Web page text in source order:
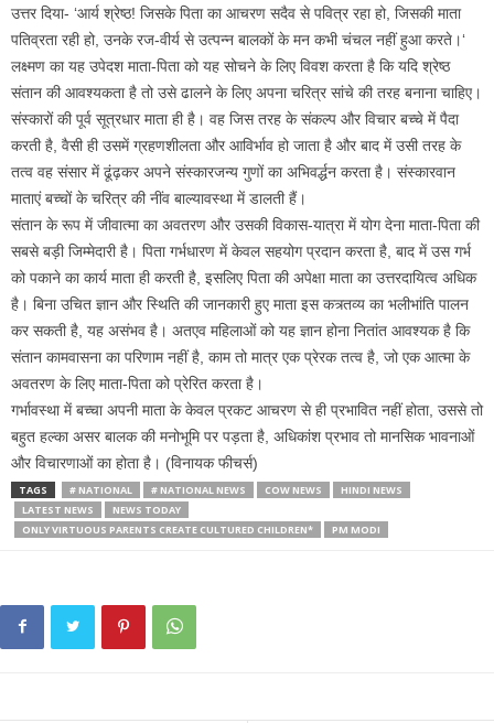
उत्तर दिया- ‘आर्य श्रेष्ठ! जिसके पिता का आचरण सदैव से पवित्र रहा हो, जिसकी माता
पतिव्रता रही हो, उनके रज-वीर्य से उत्पन्न बालकों के मन कभी चंचल नहीं हुआ करते।‘
लक्ष्मण का यह उपेदश माता-पिता को यह सोचने के लिए विवश करता है कि यदि श्रेष्ठ
संतान की आवश्यकता है तो उसे ढालने के लिए अपना चरित्र सांचे की तरह बनाना चाहिए।
संस्कारों की पूर्व सूत्रधार माता ही है। वह जिस तरह के संकल्प और विचार बच्चे में पैदा
करती है, वैसी ही उसमें ग्रहणशीलता और आविर्भाव हो जाता है और बाद में उसी तरह के
तत्व वह संसार में ढूंढ़कर अपने संस्कारजन्य गुणों का अभिवर्द्धन करता है। संस्कारवान
माताएं बच्चों के चरित्र की नींव बाल्यावस्था में डालती हैं।
संतान के रूप में जीवात्मा का अवतरण और उसकी विकास-यात्रा में योग देना माता-पिता की
सबसे बड़ी जिम्मेदारी है। पिता गर्भधारण में केवल सहयोग प्रदान करता है, बाद में उस गर्भ
को पकाने का कार्य माता ही करती है, इसलिए पिता की अपेक्षा माता का उत्तरदायित्व अधिक
है। बिना उचित ज्ञान और स्थिति की जानकारी हुए माता इस कत्र्तव्य का भलीभांति पालन
कर सकती है, यह असंभव है। अतएव महिलाओं को यह ज्ञान होना नितांत आवश्यक है कि
संतान कामवासना का परिणाम नहीं है, काम तो मात्र एक प्रेरक तत्व है, जो एक आत्मा के
अवतरण के लिए माता-पिता को प्रेरित करता है।
गर्भावस्था में बच्चा अपनी माता के केवल प्रकट आचरण से ही प्रभावित नहीं होता, उससे तो
बहुत हल्का असर बालक की मनोभूमि पर पड़ता है, अधिकांश प्रभाव तो मानसिक भावनाओं
और विचारणाओं का होता है। (विनायक फीचर्स)
TAGS # NATIONAL # NATIONAL NEWS COW NEWS
HINDI NEWS
LATEST NEWS
NEWS TODAY
ONLY VIRTUOUS PARENTS CREATE CULTURED CHILDREN*
PM MODI